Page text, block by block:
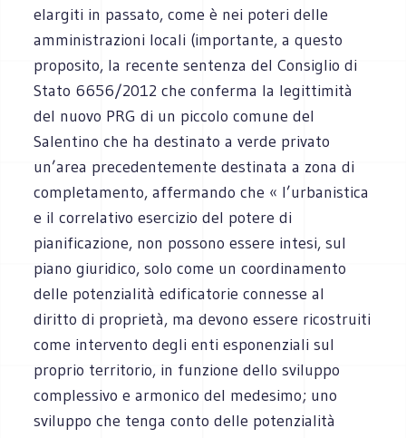
elargiti in passato, come è nei poteri delle
amministrazioni locali (importante, a questo
proposito, la recente sentenza del Consiglio di
Stato 6656/2012 che conferma la legittimità
del nuovo PRG di un piccolo comune del
Salentino che ha destinato a verde privato
un’area precedentemente destinata a zona di
completamento, affermando che « l’urbanistica
e il correlativo esercizio del potere di
pianificazione, non possono essere intesi, sul
piano giuridico, solo come un coordinamento
delle potenzialità edificatorie connesse al
diritto di proprietà, ma devono essere ricostruiti
come intervento degli enti esponenziali sul
proprio territorio, in funzione dello sviluppo
complessivo e armonico del medesimo; uno
sviluppo che tenga conto delle potenzialità